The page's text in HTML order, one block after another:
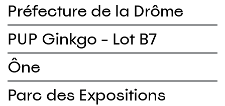
Préfecture de la Drôme
PUP Ginkgo - Lot B7
Ône
Parc des Expositions